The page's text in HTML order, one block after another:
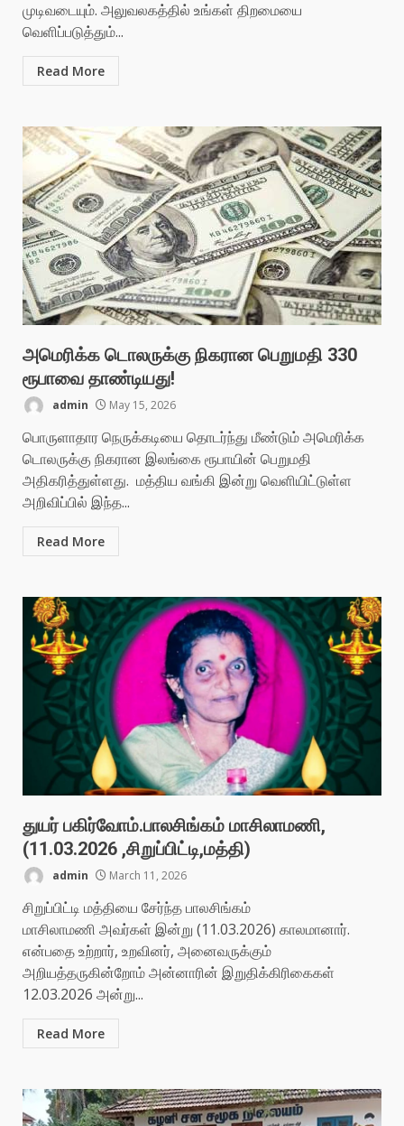
முடிவடையும். அலுவலகத்தில் உங்கள் திறமையை
வெளிப்படுத்தும்...
Read More
அமெரிக்க டொலருக்கு நிகரான பெறுமதி 330
ரூபாவை தாண்டியது!
admin May 15, 2026
பொருளாதார நெருக்கடியை தொடர்ந்து மீண்டும் அமெரிக்க
டொலருக்கு நிகரான இலங்கை ரூபாயின் பெறுமதி
அதிகரித்துள்ளது. மத்திய வங்கி இன்று வெளியிட்டுள்ள
அறிவிப்பில் இந்த...
Read More
துயர் பகிர்வோம்.பாலசிங்கம் மாசிலாமணி,
(11.03.2026 ,சிறுப்பிட்டி,மத்தி)
admin March 11, 2026
சிறுப்பிட்டி மத்தியை சேர்ந்த பாலசிங்கம்
மாசிலாமணி அவர்கள் இன்று (11.03.2026) காலமானார்.
என்பதை உற்றார், உறவினர், அனைவருக்கும்
அறியத்தருகின்றோம் அன்னாரின் இறுதிக்கிரிகைகள்
12.03.2026 அன்று...
Read More